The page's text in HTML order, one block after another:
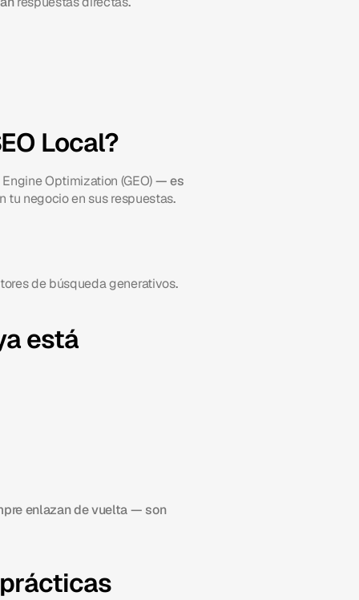
Local?
Optimization (GEO) — es
tu negocio en sus respuestas.
de búsqueda generativos.
está
enlazan de vuelta — son